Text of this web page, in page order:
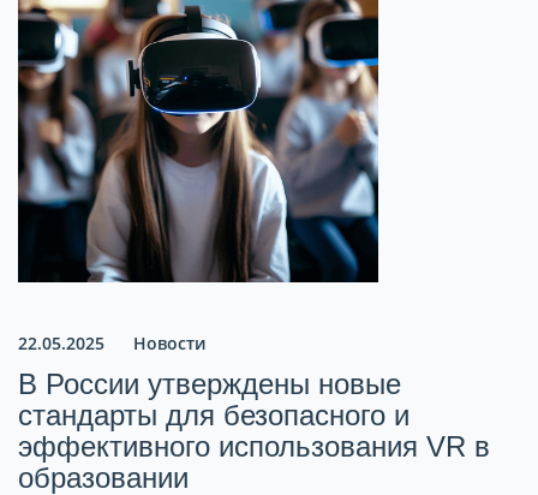
22.05.2025 Новости
В России утверждены новые
стандарты для безопасного и
эффективного использования VR в
образовании